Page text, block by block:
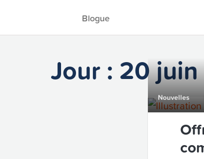
Blogue
Jour : 20 juin
Nouvelles